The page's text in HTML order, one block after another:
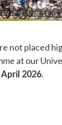
not placed
at our
April 2026.